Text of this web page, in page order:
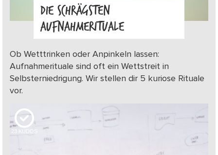
DIE SCHRÄGSTEN
AUFNAHMERITUALE
Ob Wetttrinken oder Anpinkeln lassen:
Aufnahmerituale sind oft ein Wettstreit in
Selbsterniedrigung. Wir stellen dir 5 kuriose Rituale
vor.
23 KUDOS